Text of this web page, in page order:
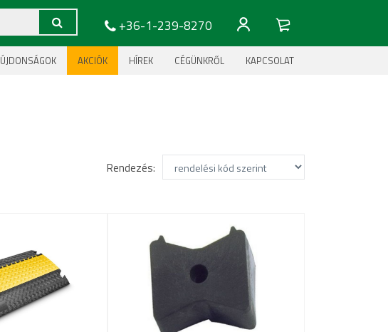
+36-1-239-8270
KAPCSOLAT
CÉGÜNKRŐL
HÍREK
AKCIÓK
ÚJDONSÁGOK
Rendezés: